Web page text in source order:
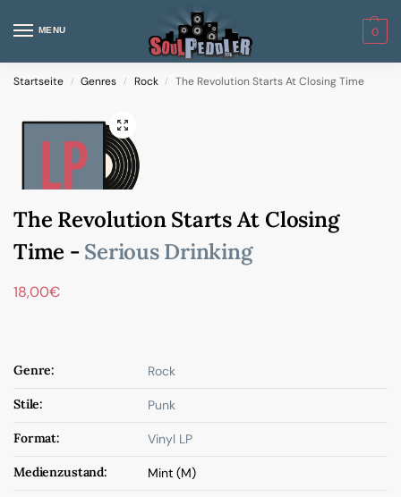
MENU 0
Startseite / Genres / Rock / The Revolution Starts At Closing Time
The Revolution Starts At Closing
Time - Serious Drinking
18,00€
Genre: Rock
Stile: Punk
Format: Vinyl LP
Medienzustand: Mint (M)